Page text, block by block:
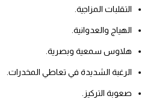
التقلبات المزاجية.
الهياج والعدوانية.
هلاوس سمعية وبصرية.
الرغبة الشديدة في تعاطي المخدرات.
صعوبة التركيز.